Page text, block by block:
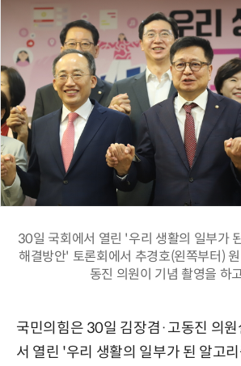
30일 국회에서 열린 '우리 생활의 일부가
해결방안' 토론회에서 추경호(왼쪽부터)
동진 의원이 기념 촬영을 하
국민의힘은 30일 김장겸·고동진 의원
서 열린 '우리 생활의 일부가 된 알고